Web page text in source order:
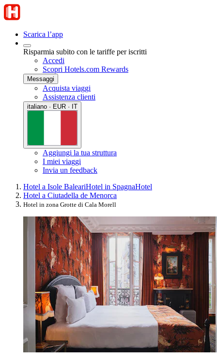
Scarica l’app
Risparmia subito con le tariffe per iscritti
Accedi
Scopri Hotels.com Rewards
Messaggi
Acquista viaggi
Assistenza clienti
italiano · EUR · IT
Aggiungi la tua struttura
I miei viaggi
Invia un feedback
Hotel a Isole BaleariHotel in SpagnaHotel
Hotel a Ciutadella de Menorca
Hotel in zona Grotte di Cala Morell